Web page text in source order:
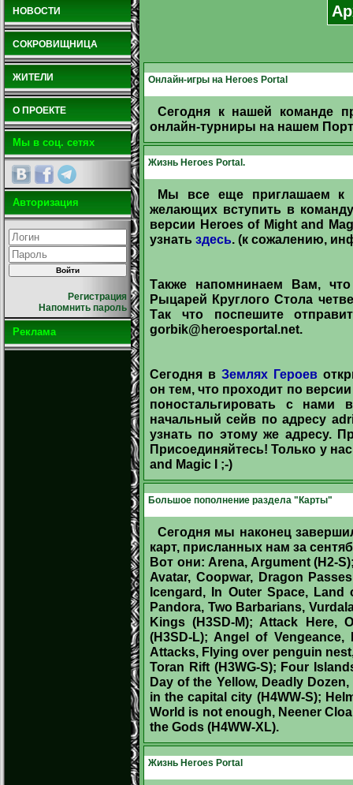
НОВОСТИ
СОКРОВИЩНИЦА
ЖИТЕЛИ
О ПРОЕКТЕ
Мы в соц. сетях
Авторизация
Регистрация
Напомнить пароль
Реклама
Онлайн-игры на Heroes Portal
Сегодня к нашей команде
онлайн-турниры на нашем
Жизнь Heroes Portal.
Мы все еще приглашаем к
желающих вступить в
версии Heroes of Might and
узнать здесь. (к сожалению,
Также напомнинаем Вам,
Рыцарей Круглого Стола
Так что поспешите
gorbik@heroesportal.net.
Сегодня в Землях Героев
он тем, что проходит по
поностальгировать с нами
начальный сейв по адресу
узнать по этому же адресу.
Присоединяйтесь! Только у
and Magic I ;-)
Большое пополнение раздела "Карты"
Сегодня мы наконец
карт, присланных нам за
Вот они: Arena, Argument (H2-
Avatar, Coopwar, Dragon
Icengard, In Outer Space, Land
Pandora, Two Barbarians,
Kings (H3SD-M); Attack Here,
(H3SD-L); Angel of
Attacks, Flying over penguin
Toran Rift (H3WG-S); Four
Day of the Yellow, Deadly
in the capital city (H4WW-S);
World is not enough, Neener
the Gods (H4WW-XL).
Жизнь Heroes Portal